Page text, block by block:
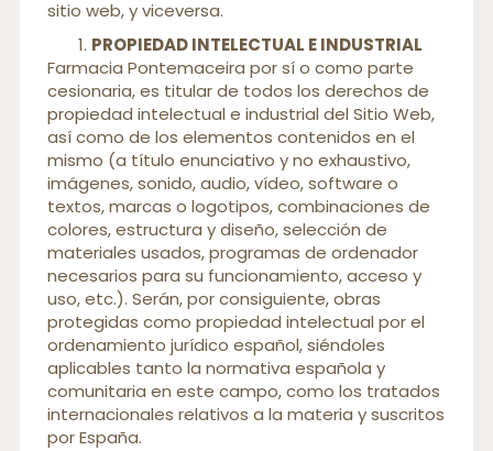
sitio web, y viceversa.
PROPIEDAD INTELECTUAL E INDUSTRIAL
Farmacia Pontemaceira por sí o como parte
cesionaria, es titular de todos los derechos de
propiedad intelectual e industrial del Sitio Web,
así como de los elementos contenidos en el
mismo (a título enunciativo y no exhaustivo,
imágenes, sonido, audio, vídeo, software o
textos, marcas o logotipos, combinaciones de
colores, estructura y diseño, selección de
materiales usados, programas de ordenador
necesarios para su funcionamiento, acceso y
uso, etc.). Serán, por consiguiente, obras
protegidas como propiedad intelectual por el
ordenamiento jurídico español, siéndoles
aplicables tanto la normativa española y
comunitaria en este campo, como los tratados
internacionales relativos a la materia y suscritos
por España.